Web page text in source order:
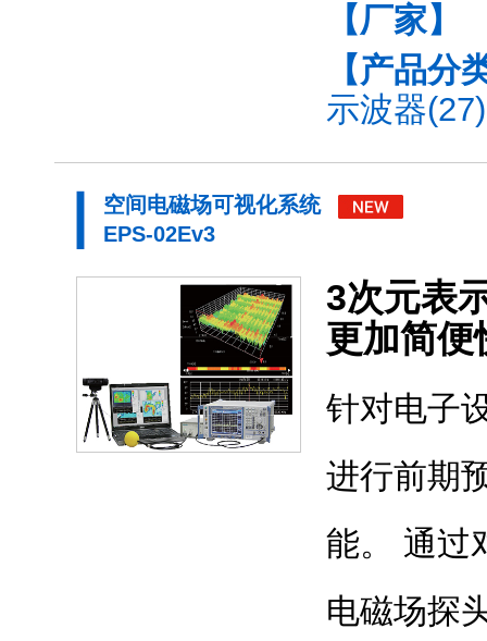
【厂家】
【产品分
示波器(27)
空间电磁场可视化系统
EPS-02Ev3
3次元表
更加简便
针对电子
进行前期
能。 通过
电磁场探